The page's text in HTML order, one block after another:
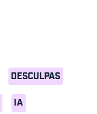
DESCULPAS
IA